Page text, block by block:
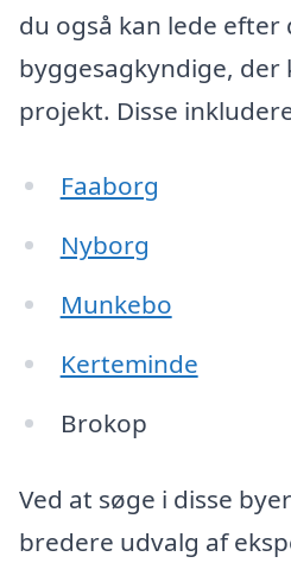
du også kan lede efter
byggesagkyndige, der
projekt. Disse
Faaborg
Nyborg
Munkebo
Kerteminde
Brokop
Ved at søge i disse
bredere udvalg af